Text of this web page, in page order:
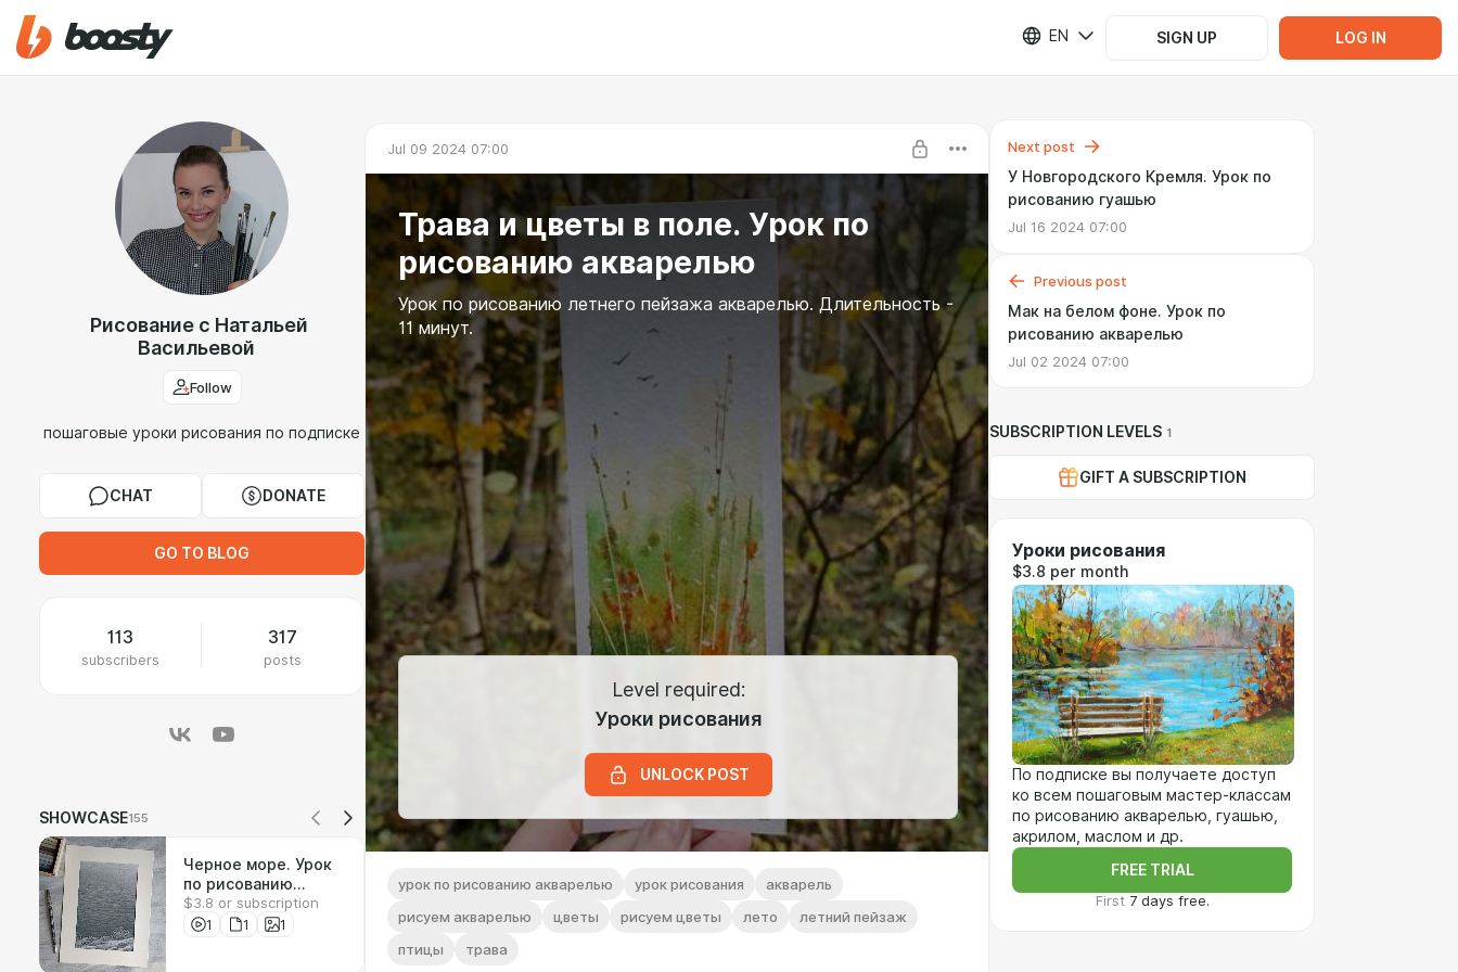
EN SIGN UP LOG IN
Рисование с Натальей
Васильевой
Follow
пошаговые уроки рисования по подписке
CHAT DONATE
GO TO BLOG
113
subscribers
317
posts
SHOWCASE155
Черное море. Урок
по рисованию
соусом
$3.8 or subscription
1
1 1
Jul 09 2024 07:00
Трава и цветы в поле. Урок по
рисованию акварелью
Урок по рисованию летнего пейзажа акварелью. Длительность -
11 минут.
Level required:
Уроки рисования
UNLOCK POST
урок по рисованию акварелью урок рисования
акварель
рисуем акварелью
цветы рисуем цветы лето
летний пейзаж
птицы
трава
Next post
У Новгородского Кремля. Урок по
рисованию гуашью
Jul 16 2024 07:00
Previous post
Мак на белом фоне. Урок по
рисованию акварелью
Jul 02 2024 07:00
SUBSCRIPTION LEVELS 1
GIFT A SUBSCRIPTION
Уроки рисования
$3.8 per month
По подписке вы получаете доступ
ко всем пошаговым мастер-классам
по рисованию акварелью, гуашью,
акрилом, маслом и др.
FREE TRIAL
First 7 days free.